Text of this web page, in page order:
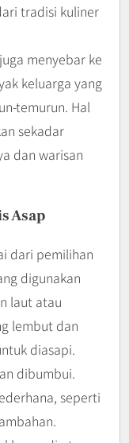
tradisi kuliner
menyebar ke
keluarga yang
temurun. Hal
sekadar
dan warisan
Asap
dari pemilihan
digunakan
laut atau
lembut dan
diasapi.
dibumbui.
seperti